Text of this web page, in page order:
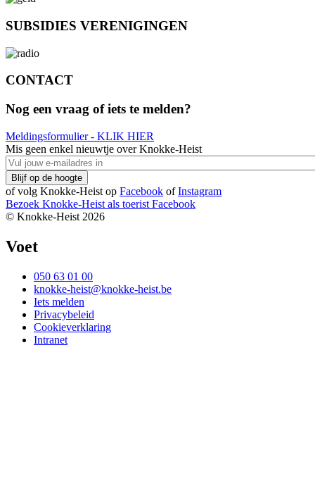
SUBSIDIES VERENIGINGEN
CONTACT
Nog een vraag of iets te melden?
Meldingsformulier - KLIK HIER
Mis geen enkel nieuwtje over Knokke-Heist
of volg Knokke-Heist op Facebook ofInstagram
Bezoek Knokke-Heist als toerist Facebook
© Knokke-Heist 2026
Voet
050 63 01 00
knokke-heist@knokke-heist.be
Iets melden
Privacybeleid
Cookieverklaring
Intranet